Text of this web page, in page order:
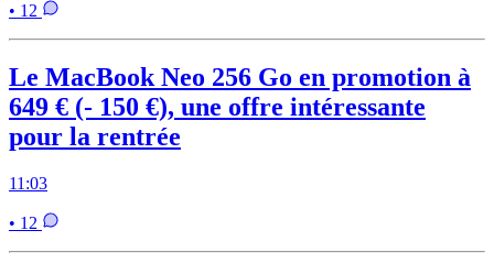
• 12
Le MacBook Neo 256 Go en promotion à
649 € (- 150 €), une offre intéressante
pour la rentrée
11:03
• 12